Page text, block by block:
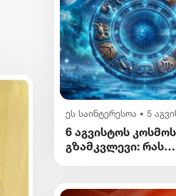
ეს საინტერესოა • 5
6 აგვისტოს
გზამკვლევი: რას